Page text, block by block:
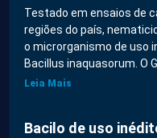
Testado em ensaios de
regiões do país,
o microrganismo de uso
Bacillus inaquasorum. O
Leia Mais
Bacilo de uso